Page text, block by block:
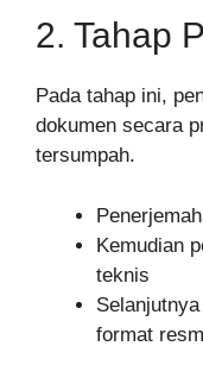
2. Tahap
Pada tahap ini,
dokumen secara
tersumpah.
Kemudian
teknis
format